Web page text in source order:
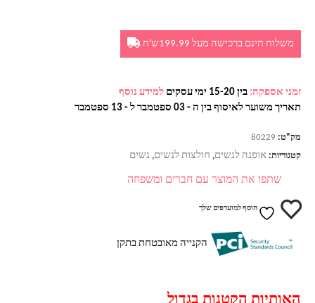
משלוח חינם ברכישה מעל 199.99ש'ח
זמני אספקה: בין 15-20 ימי עסקים
למידע נוסף
תאריך משוער לאיסוף בין ה - 03 ספטמבר ל - 13 ספטמבר
מק"ט: 80229
קטגוריות: אופנה לנשים, חולצות לנשים, נשים
שתפו את המוצר עם חברים ומשפחה
הוסף למועדפים שלך
הקנייה מאובטחת בתקן